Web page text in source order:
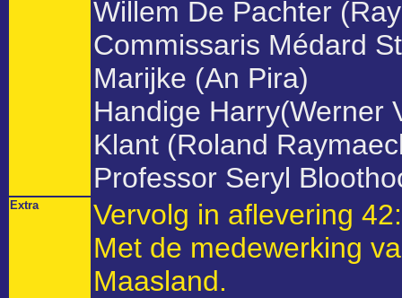
Willem De Pachter
Commissaris Médard
Marijke (An Pira)
Handige Harry(Werner
Klant (Roland
Professor Seryl
Extra
Vervolg in aflevering
Met de medewerking
Maasland.